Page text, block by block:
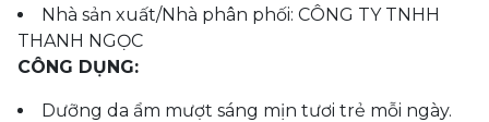
Nhà sản xuất/Nhà phân phối: CÔNG TY TNHH
THANH NGỌC
CÔNG DỤNG:
Dưỡng da ẩm mượt sáng mịn tươi trẻ mỗi ngày.